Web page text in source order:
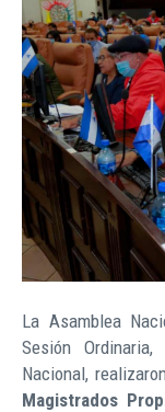
La Asamblea
Sesión
Nacional,
Magistrados